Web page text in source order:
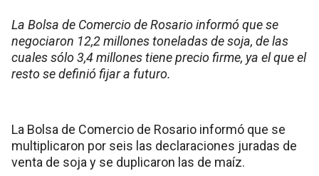
La Bolsa de Comercio de Rosario informó que se
negociaron 12,2 millones toneladas de soja, de las
cuales sólo 3,4 millones tiene precio firme, ya el que el
resto se definió fijar a futuro.
La Bolsa de Comercio de Rosario informó que se
multiplicaron por seis las declaraciones juradas de
venta de soja y se duplicaron las de maíz.